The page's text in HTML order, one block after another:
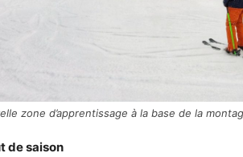
zone d’apprentissage à la base de la
de saison